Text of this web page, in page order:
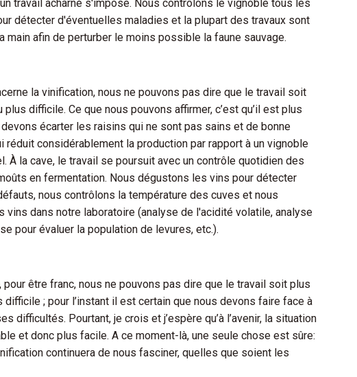
travail acharné s'impose. Nous contrôlons le vignoble tous les
détecter d'éventuelles maladies et la plupart des travaux sont
main afin de perturber le moins possible la faune sauvage.
la vinification, nous ne pouvons pas dire que le travail soit
difficile. Ce que nous pouvons affirmer, c’est qu’il est plus
écarter les raisins qui ne sont pas sains et de bonne
réduit considérablement la production par rapport à un vignoble
À la cave, le travail se poursuit avec un contrôle quotidien des
en fermentation. Nous dégustons les vins pour détecter
nous contrôlons la température des cuves et nous
vins dans notre laboratoire (analyse de l'acidité volatile, analyse
pour évaluer la population de levures, etc.).
pour être franc, nous ne pouvons pas dire que le travail soit plus
difficile ; pour l’instant il est certain que nous devons faire face à
difficultés. Pourtant, je crois et j’espère qu’à l’avenir, la situation
et donc plus facile. A ce moment-là, une seule chose est sûre:
continuera de nous fasciner, quelles que soient les